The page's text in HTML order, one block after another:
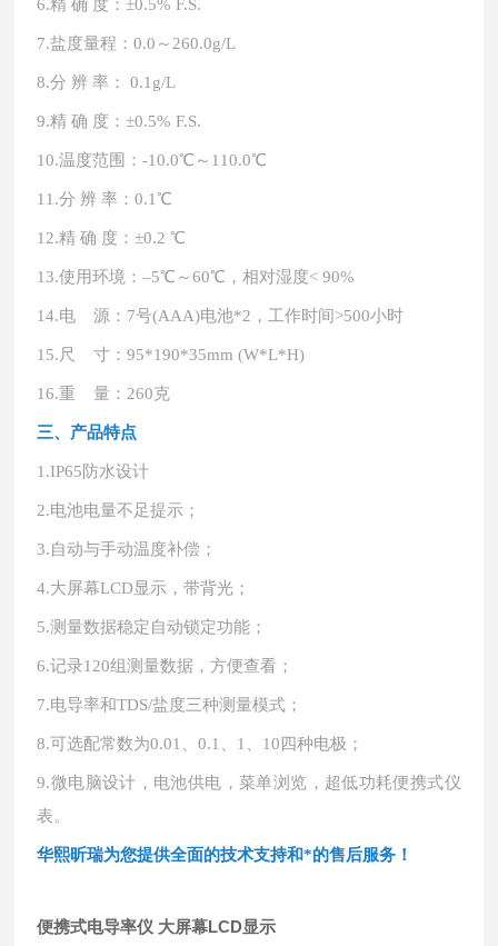
6.精 确 度：±0.5% F.S.
7.盐度量程：0.0～260.0g/L
8.分 辨 率： 0.1g/L
9.精 确 度：±0.5% F.S.
10.温度范围：-10.0℃～110.0℃
11.分 辨 率：0.1℃
12.精 确 度：±0.2 ℃
13.使用环境：–5℃～60℃，相对湿度< 90%
14.电 源： 7号(AAA)电池*2，工作时间>500小时
15.尺 寸：95*190*35mm (W*L*H)
16.重 量： 260克
三、产品特点
1.IP65防水设计
2.电池电量不足提示；
3.自动与手动温度补偿；
4.大屏幕LCD显示，带背光；
5.测量数据稳定自动锁定功能；
6.记录120组测量数据，方便查看；
7.电导率和TDS/盐度三种测量模式；
8.可选配常数为0.01、0.1、1、10四种电极；
9.微电脑设计，电池供电，菜单浏览，超低功耗便携式仪
表。
华熙昕瑞为您提供全面的技术支持和*的售后服务！
便携式电导率仪 大屏幕LCD显示